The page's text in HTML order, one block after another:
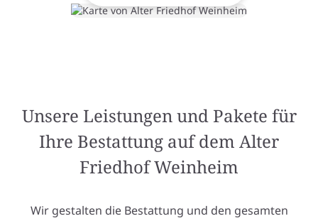
Unsere Leistungen und Pakete für
Ihre Bestattung auf dem Alter
Friedhof Weinheim
Wir gestalten die Bestattung und den gesamten